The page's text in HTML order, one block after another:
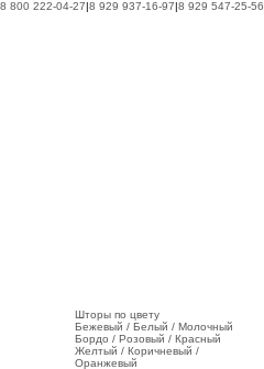
8 800 222-04-27|8 929 937-16-97|8 929 547-25-56
Шторы по цвету
Бежевый / Белый / Молочный
Бордо / Розовый / Красный
Желтый / Коричневый /
Оранжевый